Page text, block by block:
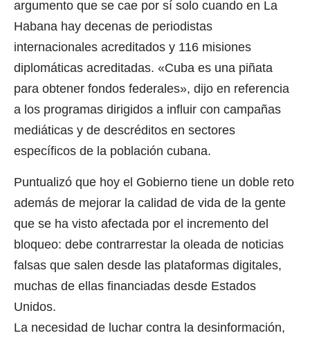
argumento que se cae por sí solo cuando en La
Habana hay decenas de periodistas
internacionales acreditados y 116 misiones
diplomáticas acreditadas. «Cuba es una piñata
para obtener fondos federales», dijo en referencia
a los programas dirigidos a influir con campañas
mediáticas y de descréditos en sectores
específicos de la población cubana.
Puntualizó que hoy el Gobierno tiene un doble reto
además de mejorar la calidad de vida de la gente
que se ha visto afectada por el incremento del
bloqueo: debe contrarrestar la oleada de noticias
falsas que salen desde las plataformas digitales,
muchas de ellas financiadas desde Estados
Unidos.
La necesidad de luchar contra la desinformación,